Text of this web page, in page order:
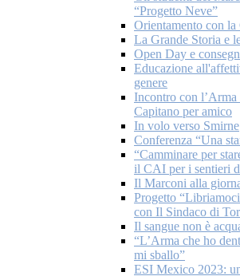
“Progetto Neve”
Orientamento con
La Grande Storia e
Open Day e
Educazione
genere
Incontro con
Capitano per amico
In volo verso Smirne
Conferenza “Una
“Camminare per
il CAI per i sentieri
Il Marconi alla
Progetto
con Il Sindaco di
Il sangue non è
“L’Arma che ho
mi sballo”
ESI Mexico 2023: